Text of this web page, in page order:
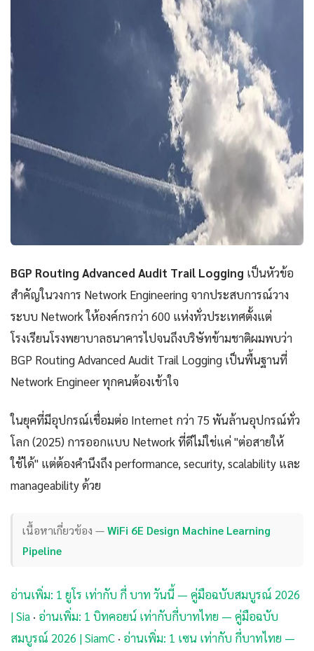
BGP Routing Advanced Audit Trail Logging เป็นหัวข้อ
สำคัญในวงการ Network Engineering จากประสบการณ์วาง
ระบบ Network ให้องค์กรกว่า 600 แห่งทั่วประเทศตั้งแต่
โรงเรียนโรงพยาบาลธนาคารไปจนถึงบริษัทข้ามชาติผมพบว่า
BGP Routing Advanced Audit Trail Logging เป็นพื้นฐานที่
Network Engineer ทุกคนต้องเข้าใจ
ในยุคที่มีอุปกรณ์เชื่อมต่อ Internet กว่า 75 พันล้านอุปกรณ์ทั่ว
โลก (2025) การออกแบบ Network ที่ดีไม่ใช่แค่ "ต่อสายให้
ใช้ได้" แต่ต้องคำนึงถึง performance, security, scalability และ
manageability ด้วย
เนื้อหาเกี่ยวข้อง —WiFi 6E Design Machine Learning
Pipeline
อ่านเพิ่ม: 1 ยูโร เท่ากับ กี่ บาท วันนี้ — คู่มือฉบับสมบูรณ์ 2026
| Sia · อ่านเพิ่ม: 1 บิทคอยน์ เท่ากับกี่บาทไทย — คู่มือฉบับ
สมบูรณ์ 2026 | SiamC · อ่านเพิ่ม: 1 เซน เท่ากับ กี่บาทไทย —